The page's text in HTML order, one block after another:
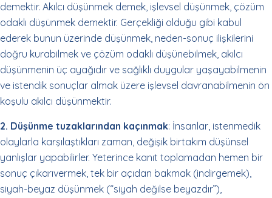
demektir. Akılcı düşünmek demek, işlevsel düşünmek, çözüm
odaklı düşünmek demektir. Gerçekliği olduğu gibi kabul
ederek bunun üzerinde düşünmek, neden-sonuç ilişkilerini
doğru kurabilmek ve çözüm odaklı düşünebilmek, akılcı
düşünmenin üç ayağıdır ve sağlıklı duygular yaşayabilmenin
ve istendik sonuçlar almak üzere işlevsel davranabilmenin ön
koşulu akılcı düşünmektir.
2. Düşünme tuzaklarından kaçınmak: İnsanlar, istenmedik
olaylarla karşılaştıkları zaman, değişik birtakım düşünsel
yanlışlar yapabilirler. Yeterince kanıt toplamadan hemen bir
sonuç çıkarıvermek, tek bir açıdan bakmak (indirgemek),
siyah-beyaz düşünmek (“siyah değilse beyazdır”),